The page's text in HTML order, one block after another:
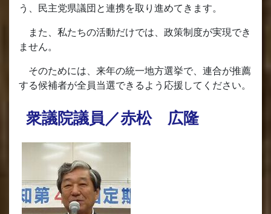
う、民主党県議団と連携を取り進めてきます。
また、私たちの活動だけでは、政策制度が実現でき
ません。
そのためには、来年の統一地方選挙で、連合が推薦
する候補者が全員当選できるよう応援してください。
衆議院議員／赤松 広隆